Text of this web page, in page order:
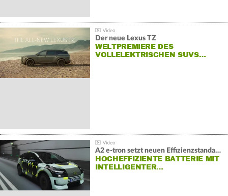
Der neue Lexus TZ
WELTPREMIERE DES
VOLLELEKTRISCHEN SUVS…
A2 e-tron setzt neuen Effizienzstandard bei Audi
HOCHEFFIZIENTE BATTERIE MIT
INTELLIGENTER…